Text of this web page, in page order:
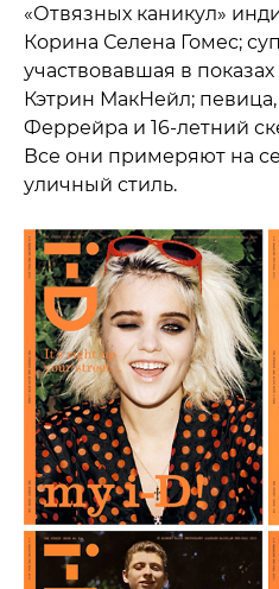
«Отвязных каникул»
Корина Селена Гомес; супермодель,
участвовавшая в
Кэтрин МакНейл; певица, актриса и модель Скай
Феррейра и 16-летний скейтер
Все они примеряют на
уличный стиль.